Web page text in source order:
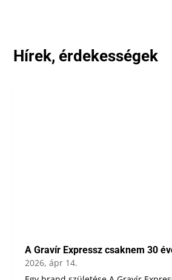
Hírek, érdekességek
A Gravír Expressz csaknem 30
2026, ápr 14.